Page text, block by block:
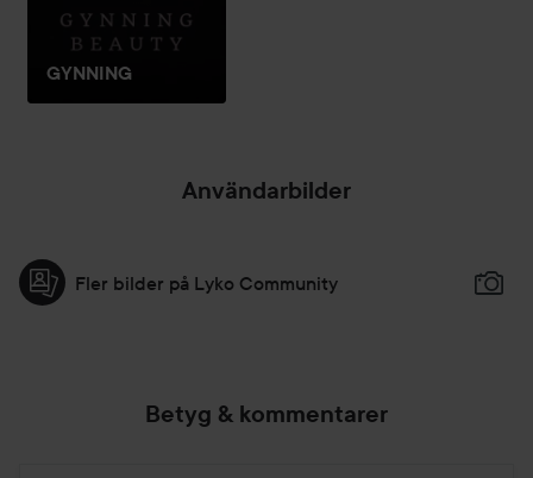
GYNNING
Användarbilder
Fler bilder på Lyko Community
Betyg & kommentarer